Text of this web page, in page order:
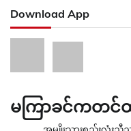
Download App
မကြာခင်ကတင်
အမျိုးသားစည်းလုံးညီညွ